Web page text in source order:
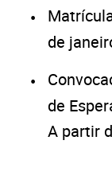
de
de
A partir